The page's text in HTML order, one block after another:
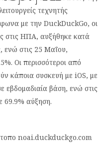
τεχνητής
με την DuckDuckGo, οι
στις ΗΠΑ, αυξήθηκε κατά
ενώ στις 25 Μαΐου,
Οι περισσότεροι από
κάποια συσκευή με iOS, με
εβδομαδιαία βάση, ενώ στις
69.9% αύξηση.
noai.duckduckgo.com